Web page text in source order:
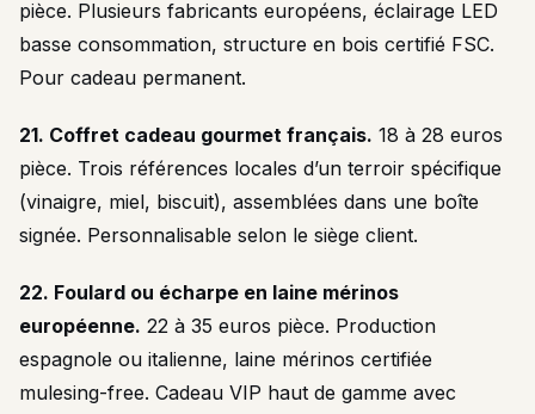
pièce. Plusieurs fabricants européens, éclairage LED
basse consommation, structure en bois certifié FSC.
Pour cadeau permanent.
21. Coffret cadeau gourmet français. 18 à 28 euros
pièce. Trois références locales d’un terroir spécifique
(vinaigre, miel, biscuit), assemblées dans une boîte
signée. Personnalisable selon le siège client.
22. Foulard ou écharpe en laine mérinos
européenne. 22 à 35 euros pièce. Production
espagnole ou italienne, laine mérinos certifiée
mulesing-free. Cadeau VIP haut de gamme avec